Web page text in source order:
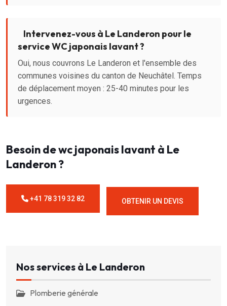
Intervenez-vous à Le Landeron pour le
service WC japonais lavant ?
Oui, nous couvrons Le Landeron et l'ensemble des
communes voisines du canton de Neuchâtel. Temps
de déplacement moyen : 25-40 minutes pour les
urgences.
Besoin de wc japonais lavant à Le
Landeron ?
+41 78 319 32 82 OBTENIR UN DEVIS
Nos services à Le Landeron
Plomberie générale